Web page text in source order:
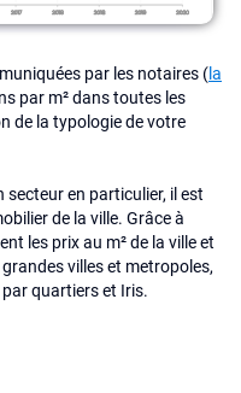
par les notaires (la
par m² dans toutes les
de la typologie de votre
secteur en particulier, il est
de la ville. Grâce à
les prix au m² de la ville et
villes et metropoles,
quartiers et Iris.